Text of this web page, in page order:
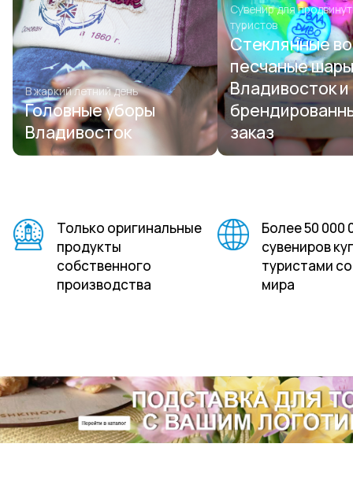
В жаркий летний день
Головные уборы
Владивосток
Сувенир для
туристов
Стеклянные
песчаные шары
Владивосток и
заказ
Только оригинальные
продукты
собственного
производства
Более 50 000
сувениров
туристами
мира